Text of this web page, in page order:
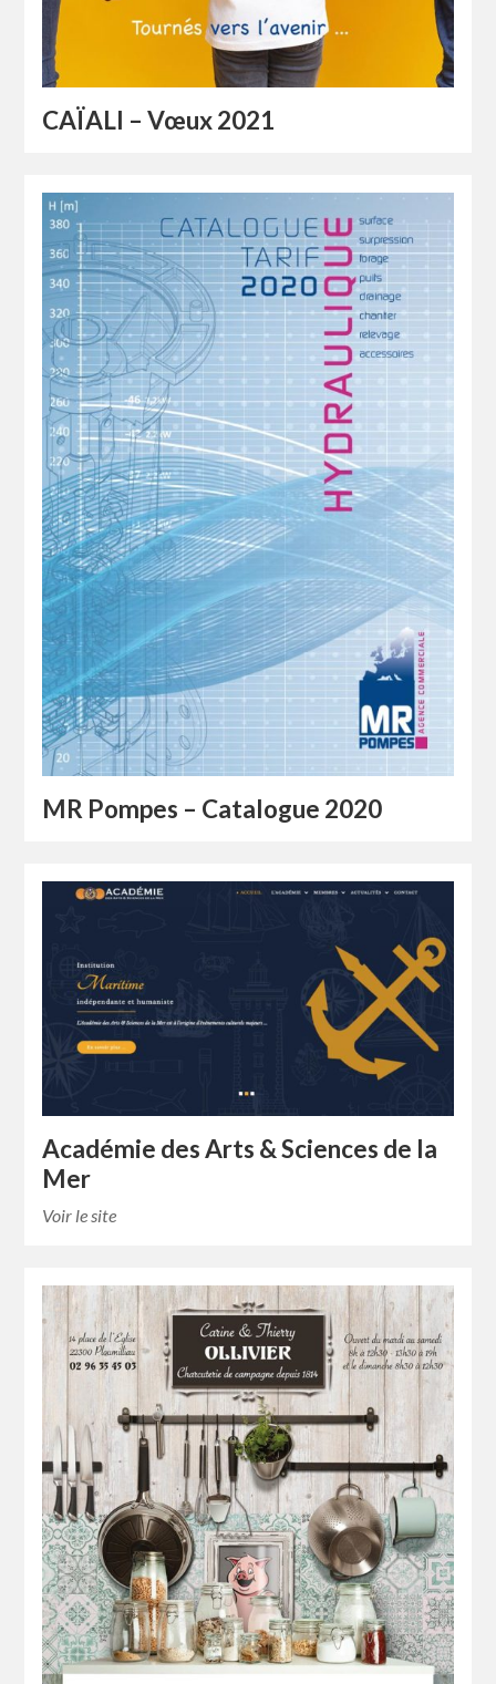
CAÏALI – Vœux 2021
MR Pompes – Catalogue 2020
Académie des Arts & Sciences de la
Mer
Voir le site